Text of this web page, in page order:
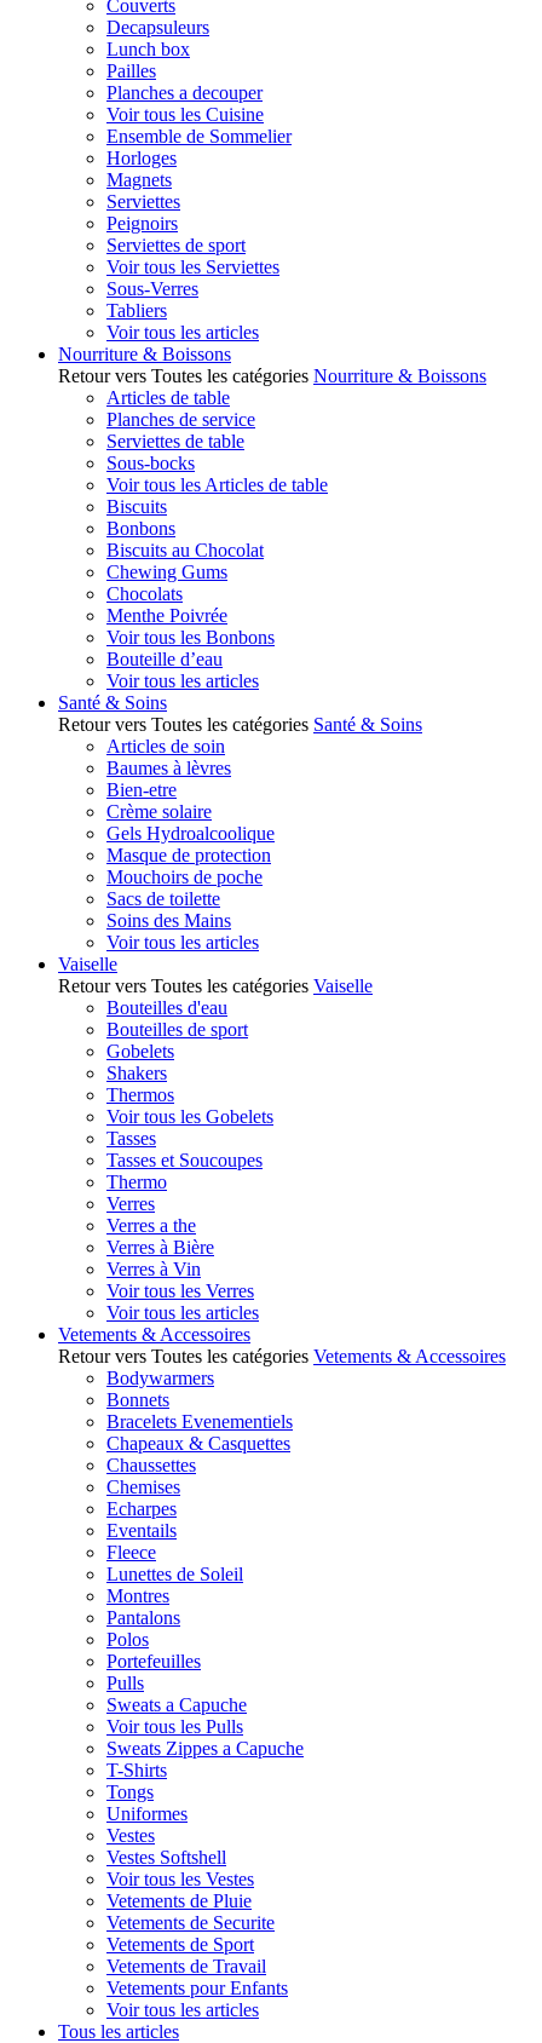
Couverts
Decapsuleurs
Lunch box
Pailles
Planches a decouper
Voir tous les Cuisine
Ensemble de Sommelier
Horloges
Magnets
Serviettes
Peignoirs
Serviettes de sport
Voir tous les Serviettes
Sous-Verres
Tabliers
Voir tous les articles
Nourriture & Boissons
Retour vers Toutes les catégories Nourriture & Boissons
Articles de table
Planches de service
Serviettes de table
Sous-bocks
Voir tous les Articles de table
Biscuits
Bonbons
Biscuits au Chocolat
Chewing Gums
Chocolats
Menthe Poivrée
Voir tous les Bonbons
Bouteille d’eau
Voir tous les articles
Santé & Soins
Retour vers Toutes les catégories Santé & Soins
Articles de soin
Baumes à lèvres
Bien-etre
Crème solaire
Gels Hydroalcoolique
Masque de protection
Mouchoirs de poche
Sacs de toilette
Soins des Mains
Voir tous les articles
Vaiselle
Retour vers Toutes les catégories Vaiselle
Bouteilles d'eau
Bouteilles de sport
Gobelets
Shakers
Thermos
Voir tous les Gobelets
Tasses
Tasses et Soucoupes
Thermo
Verres
Verres a the
Verres à Bière
Verres à Vin
Voir tous les Verres
Voir tous les articles
Vetements & Accessoires
Retour vers Toutes les catégories Vetements & Accessoires
Bodywarmers
Bonnets
Bracelets Evenementiels
Chapeaux & Casquettes
Chaussettes
Chemises
Echarpes
Eventails
Fleece
Lunettes de Soleil
Montres
Pantalons
Polos
Portefeuilles
Pulls
Sweats a Capuche
Voir tous les Pulls
Sweats Zippes a Capuche
T-Shirts
Tongs
Uniformes
Vestes
Vestes Softshell
Voir tous les Vestes
Vetements de Pluie
Vetements de Securite
Vetements de Sport
Vetements de Travail
Vetements pour Enfants
Voir tous les articles
Tous les articles